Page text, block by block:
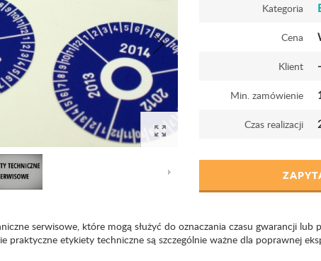
Kategoria
Cena
Klient -
Min. zamówienie
Czas realizacji
serwisowe, które mogą służyć do oznaczania czasu gwarancji
praktyczne etykiety techniczne są szczególnie ważne dla poprawnej